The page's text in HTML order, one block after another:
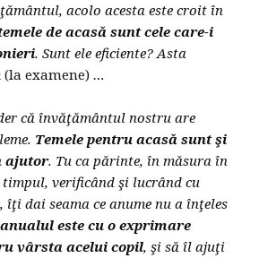
acolo acesta este croit în
de acasă sunt cele care-i
. Sunt ele eficiente? Asta
(la examene) …
că învăţământul nostru are
Temele pentru acasă sunt şi
ajutor. Tu ca părinte, în măsura în
verificând şi lucrând cu
îţi dai seama ce anume nu a înţeles
este cu o exprimare
vârsta acelui copil, şi să îl ajuţi